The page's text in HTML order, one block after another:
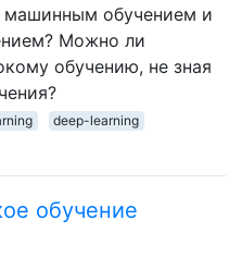
обучением и
Можно ли
обучению, не зная
deep-learning
обучение